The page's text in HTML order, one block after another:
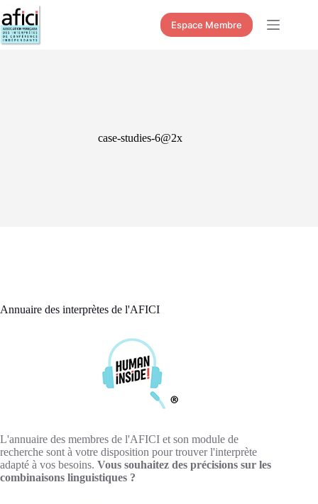
Passer
au
contenu
Espace Membre
case-studies-6@2x
Annuaire des interprètes de l'AFICI
L'annuaire des membres de l'AFICI et son module de
recherche sont à votre disposition pour trouver l'interprète
adapté à vos besoins. Vous souhaitez des précisions sur les
combinaisons linguistiques ?